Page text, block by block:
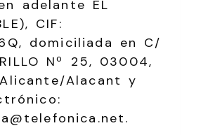
adelante EL
CIF:
, domiciliada en C/
Nº 25, 03004,
Alicante/Alacant y
.